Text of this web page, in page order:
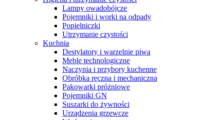
Lampy owadobójcze
Pojemniki i worki na odpady
Popielniczki
Utrzymanie czystości
Kuchnia
Destylatory i warzelnie piwa
Meble technologiczne
Naczynia i przybory kuchenne
Obróbka ręczna i mechaniczna
Pakowarki próżniowe
Pojemniki GN
Suszarki do żywności
Urządzenia grzewcze